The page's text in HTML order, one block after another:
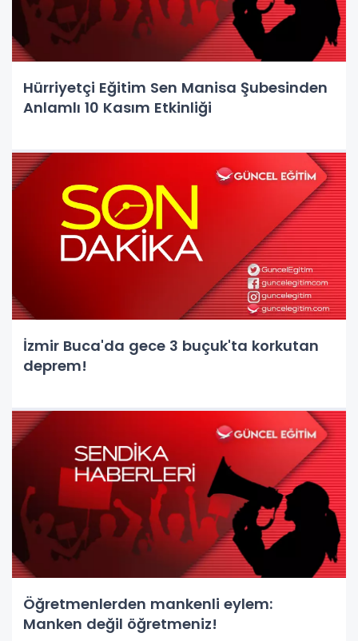
Hürriyetçi Eğitim Sen Manisa Şubesinden
Anlamlı 10 Kasım Etkinliği
İzmir Buca'da gece 3 buçuk'ta korkutan
deprem!
Öğretmenlerden mankenli eylem:
Manken değil öğretmeniz!